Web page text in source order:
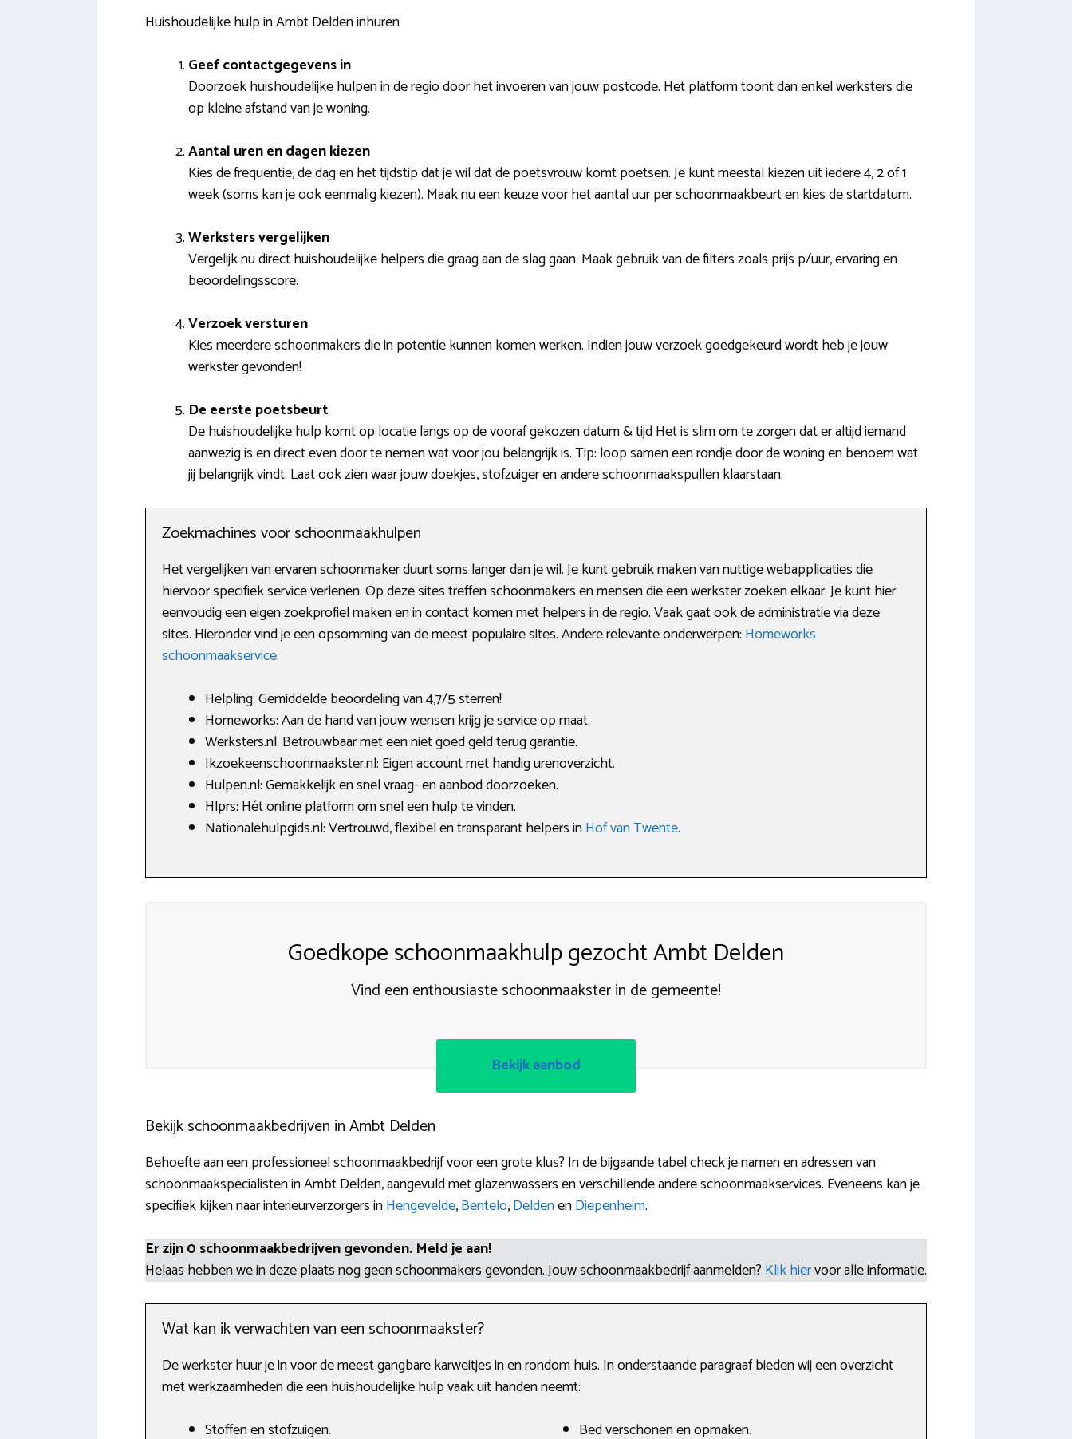
Huishoudelijke hulp in Ambt Delden inhuren
Geef contactgegevens in
Doorzoek huishoudelijke hulpen in de regio door het invoeren van jouw postcode. Het platform toont dan enkel werksters die
op kleine afstand van je woning.
Aantal uren en dagen kiezen
Kies de frequentie, de dag en het tijdstip dat je wil dat de poetsvrouw komt poetsen. Je kunt meestal kiezen uit iedere 4, 2 of 1
week (soms kan je ook eenmalig kiezen). Maak nu een keuze voor het aantal uur per schoonmaakbeurt en kies de startdatum.
Werksters vergelijken
Vergelijk nu direct huishoudelijke helpers die graag aan de slag gaan. Maak gebruik van de filters zoals prijs p/uur, ervaring en
beoordelingsscore.
Verzoek versturen
Kies meerdere schoonmakers die in potentie kunnen komen werken. Indien jouw verzoek goedgekeurd wordt heb je jouw
werkster gevonden!
De eerste poetsbeurt
De huishoudelijke hulp komt op locatie langs op de vooraf gekozen datum & tijd Het is slim om te zorgen dat er altijd iemand
aanwezig is en direct even door te nemen wat voor jou belangrijk is. Tip: loop samen een rondje door de woning en benoem wat
jij belangrijk vindt. Laat ook zien waar jouw doekjes, stofzuiger en andere schoonmaakspullen klaarstaan.
Zoekmachines voor schoonmaakhulpen
Het vergelijken van ervaren schoonmaker duurt soms langer dan je wil. Je kunt gebruik maken van nuttige webapplicaties die
hiervoor specifiek service verlenen. Op deze sites treffen schoonmakers en mensen die een werkster zoeken elkaar. Je kunt hier
eenvoudig een eigen zoekprofiel maken en in contact komen met helpers in de regio. Vaak gaat ook de administratie via deze
sites. Hieronder vind je een opsomming van de meest populaire sites. Andere relevante onderwerpen: Homeworks
schoonmaakservice.
Helpling: Gemiddelde beoordeling van 4,7/5 sterren!
Homeworks: Aan de hand van jouw wensen krijg je service op maat.
Werksters.nl: Betrouwbaar met een niet goed geld terug garantie.
Ikzoekeenschoonmaakster.nl: Eigen account met handig urenoverzicht.
Hulpen.nl: Gemakkelijk en snel vraag- en aanbod doorzoeken.
Hlprs: Hét online platform om snel een hulp te vinden.
Nationalehulpgids.nl: Vertrouwd, flexibel en transparant helpers inHof van Twente.
Goedkope schoonmaakhulp gezocht Ambt Delden
Vind een enthousiaste schoonmaakster in de gemeente!
Bekijk aanbod
Bekijk schoonmaakbedrijven in Ambt Delden
Behoefte aan een professioneel schoonmaakbedrijf voor een grote klus? In de bijgaande tabel check je namen en adressen van
schoonmaakspecialisten in Ambt Delden, aangevuld met glazenwassers en verschillende andere schoonmaakservices. Eveneens kan je
specifiek kijken naar interieurverzorgers inHengevelde,Bentelo,DeldenenDiepenheim.
Er zijn 0 schoonmaakbedrijven gevonden. Meld je aan!
Helaas hebben we in deze plaats nog geen schoonmakers gevonden. Jouw schoonmaakbedrijf aanmelden? Klik hiervoor alle informatie.
Wat kan ik verwachten van een schoonmaakster?
De werkster huur je in voor de meest gangbare karweitjes in en rondom huis. In onderstaande paragraaf bieden wij een overzicht
met werkzaamheden die een huishoudelijke hulp vaak uit handen neemt:
Stoffen en stofzuigen.
Bed verschonen en opmaken.